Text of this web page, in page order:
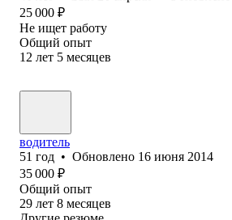
25 000 ₽
Не ищет работу
Общий опыт
12 лет 5 месяцев
водитель
51 год • Обновлено 16 июня 2014
35 000 ₽
Общий опыт
29 лет 8 месяцев